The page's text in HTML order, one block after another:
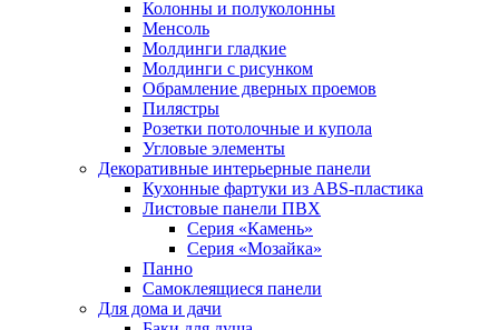
Колонны и полуколонны
Менсоль
Молдинги гладкие
Молдинги с рисунком
Обрамление дверных проемов
Пилястры
Розетки потолочные и купола
Угловые элементы
Декоративные интерьерные панели
Кухонные фартуки из ABS-пластика
Листовые панели ПВХ
Серия «Камень»
Серия «Мозайка»
Панно
Самоклеящиеся панели
Для дома и дачи